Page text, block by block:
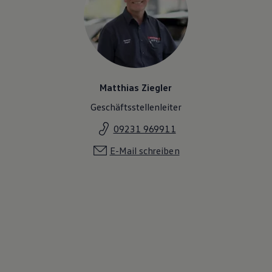
Lifestyle
Transport
Familie
Elektromobilität
Volkswagen R
Volkswagen Kundenbetreuung
Matthias Ziegler
Geschäftsstellenleiter
09231 969911
E-Mail schreiben